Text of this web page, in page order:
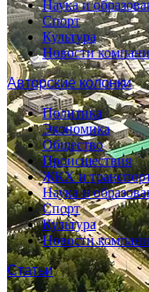
Наука и
Спорт
Культура
Новости
Авторские колонки
Политика
Экономика
Общество
Происшествия
ЖКХ и
Наука и
Спорт
Культура
Новости
Статьи